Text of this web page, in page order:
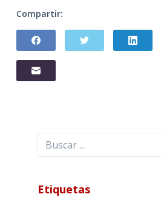
Compartir:
Buscar
Etiquetas